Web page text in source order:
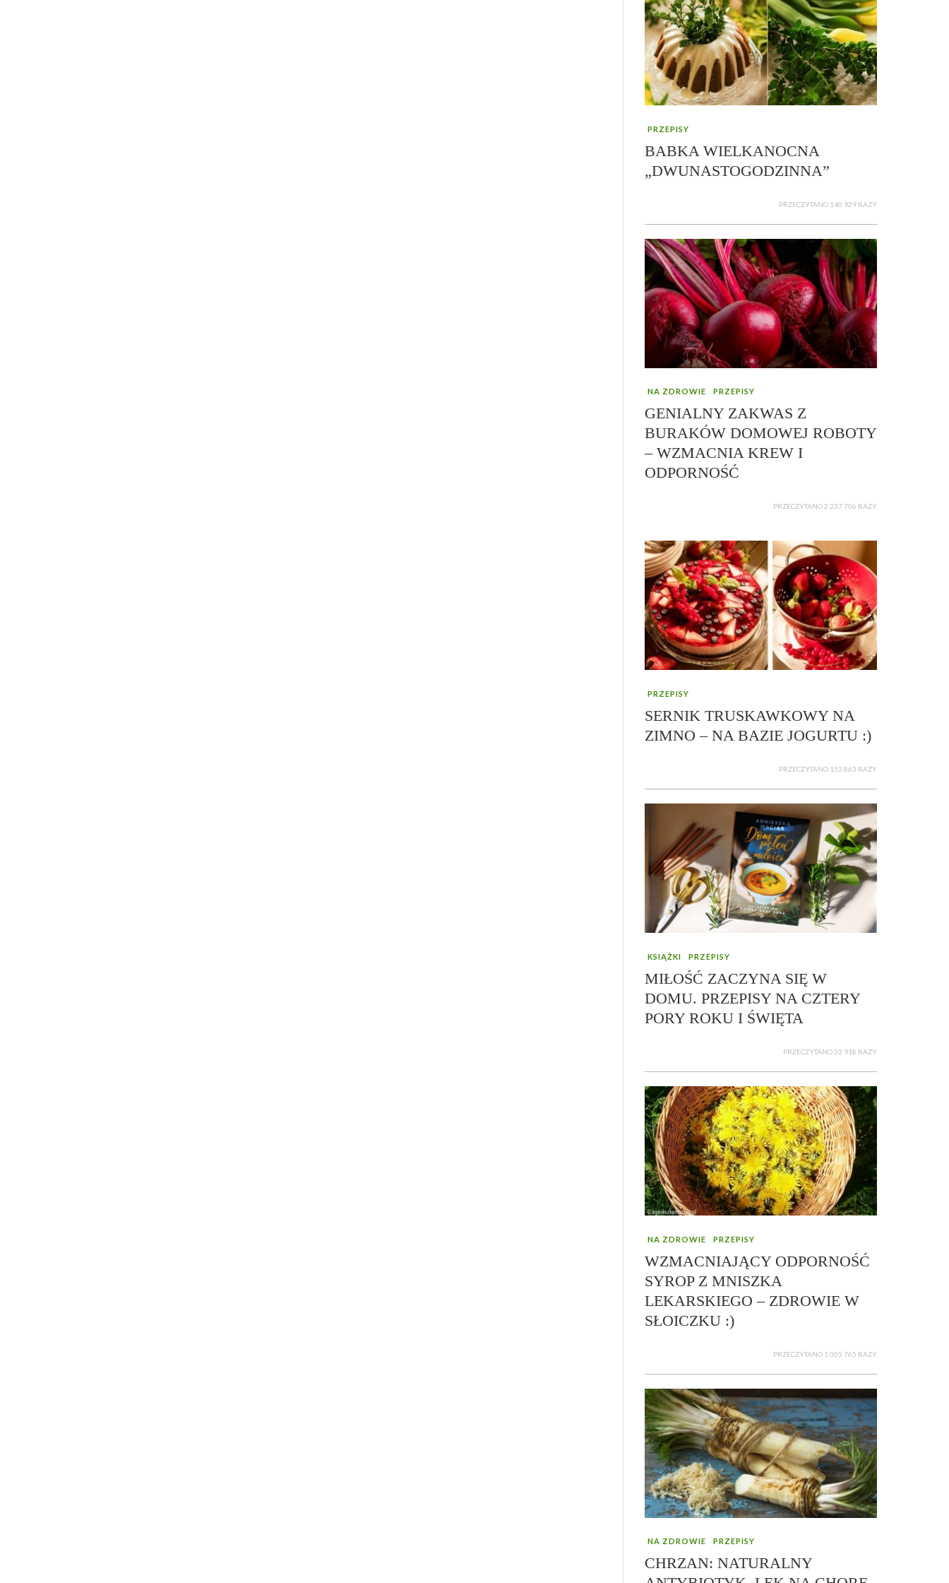
PRZEPISY
BABKA WIELKANOCNA
„DWUNASTOGODZINNA”
PRZECZYTANO 140 929 RAZY
NA ZDROWIE PRZEPISY
GENIALNY ZAKWAS Z
BURAKÓW DOMOWEJ ROBOTY
– WZMACNIA KREW I
ODPORNOŚĆ
PRZECZYTANO 2 237 706 RAZY
PRZEPISY
SERNIK TRUSKAWKOWY NA
ZIMNO – NA BAZIE JOGURTU :)
PRZECZYTANO 153 863 RAZY
KSIĄŻKI PRZEPISY
MIŁOŚĆ ZACZYNA SIĘ W
DOMU. PRZEPISY NA CZTERY
PORY ROKU I ŚWIĘTA
PRZECZYTANO 33 918 RAZY
NA ZDROWIE PRZEPISY
WZMACNIAJĄCY ODPORNOŚĆ
SYROP Z MNISZKA
LEKARSKIEGO – ZDROWIE W
SŁOICZKU :)
PRZECZYTANO 1 005 765 RAZY
NA ZDROWIE PRZEPISY
CHRZAN: NATURALNY